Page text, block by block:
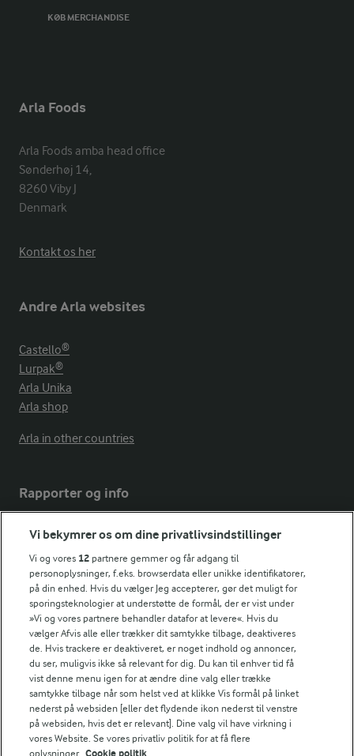
KØB MERCHANDISE
Arla Foods
Arla Foods amba head office
Sønderhøj 14,
8260 Viby J
Denmark
Kontakt os her
Andre Arla websites
Castello®
Lurpak®
Arla Unika
Arla shop
Arla in other countries
Rapporter og info
Årsrapport
FarmAhead™ Check rapport
Andelshaverinfo: Mælkepris
Fødevarestyrelsens smiley-rapporter for Arla Foods
Fødevarestyrelsens smiley-rapporter for Jörd
Fødevarestyrelsens smiley-rapporter for Lurpak PB
Følg
Vi bekymrer os om dine privatlivsindstillinger
Vi og vores 12 partnere gemmer og får adgang til
personoplysninger, f.eks. browserdata eller unikke identifikatorer,
på din enhed. Hvis du vælger Jeg accepterer, gør det muligt for
sporingsteknologier at understøtte de formål, der er vist under
»Vi og vores partnere behandler datafor at levere«. Hvis du
vælger Afvis alle eller trækker dit samtykke tilbage, deaktiveres
de. Hvis trackere er deaktiveret, er noget indhold og annoncer,
du ser, muligvis ikke så relevant for dig. Du kan til enhver tid få
vist denne menu igen for at ændre dine valg eller trække
samtykke tilbage når som helst ved at klikke Vis formål på linket
nederst på websiden [eller det flydende ikon nederst til venstre
på websiden, hvis det er relevant]. Dine valg vil have virkning i
vores Website. Se vores privatliv politik for at få flere
oplysninger. Cookie politik